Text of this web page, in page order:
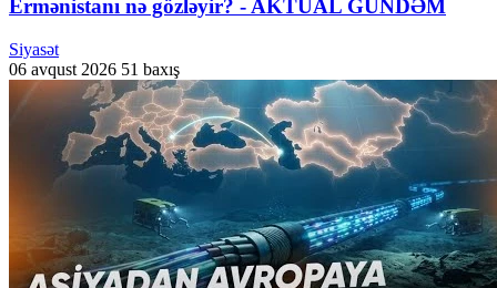
Ermənistanı nə gözləyir? - AKTUAL GÜNDƏM
Siyasət
06 avqust 2026 51 baxış